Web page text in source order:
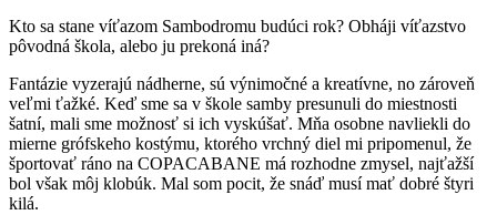
Kto sa stane víťazom Sambodromu budúci rok? Obháji víťazstvo
pôvodná škola, alebo ju prekoná iná?
Fantázie vyzerajú nádherne, sú výnimočné a kreatívne, no zároveň
veľmi ťažké. Keď sme sa v škole samby presunuli do miestnosti
šatní, mali sme možnosť si ich vyskúšať. Mňa osobne navliekli do
mierne grófskeho kostýmu, ktorého vrchný diel mi pripomenul, že
športovať ráno na COPACABANE má rozhodne zmysel, najťažší
bol však môj klobúk. Mal som pocit, že snáď musí mať dobré štyri
kilá.